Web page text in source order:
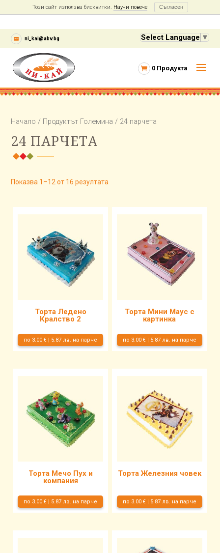
ni_kai@abv.bg Select Language ▼
0 Продукта
Начало / Продуктът Големина / 24 парчета
24 ПАРЧЕТА
Показва 1–12 от 16 резултата
Торта Ледено
Кралство 2
по 3.00 € | 5.87 лв. на парче
Торта Мини Маус с
картинка
по 3.00 € | 5.87 лв. на парче
Торта Мечо Пух и
компания
по 3.00 € | 5.87 лв. на парче
Торта Железния човек
по 3.00 € | 5.87 лв. на парче
Този сайт използва бисквитки. Научи повече Съгласен